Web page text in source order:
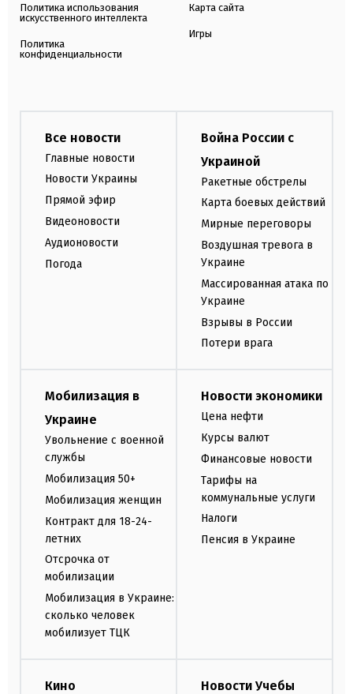
Политика использования
искусственного интеллекта
Политика
конфиденциальности
Карта сайта
Игры
Все новости
Главные новости
Новости Украины
Прямой эфир
Видеоновости
Аудионовости
Погода
Война России с
Украиной
Ракетные обстрелы
Карта боевых действий
Мирные переговоры
Воздушная тревога в
Украине
Массированная атака по
Украине
Взрывы в России
Потери врага
Мобилизация в
Украине
Увольнение с военной
службы
Мобилизация 50+
Мобилизация женщин
Контракт для 18-24-
летних
Отсрочка от
мобилизации
Мобилизация в Украине:
сколько человек
мобилизует ТЦК
Новости экономики
Цена нефти
Курсы валют
Финансовые новости
Тарифы на
коммунальные услуги
Налоги
Пенсия в Украине
Кино Новости Учебы